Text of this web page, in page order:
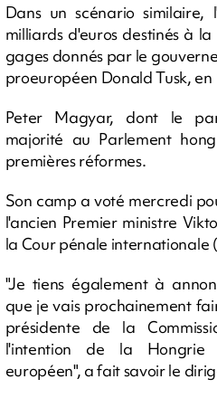
Dans un scénario
milliards d'euros destinés à
gages donnés par le
proeuropéen Donald Tusk, en
Peter Magyar, dont le
majorité au Parlement
premières réformes.
Son camp a voté mercredi
l'ancien Premier ministre
la Cour pénale internationale
"Je tiens également à
que je vais prochainement
présidente de la
l'intention de la Hongrie
européen", a fait savoir le